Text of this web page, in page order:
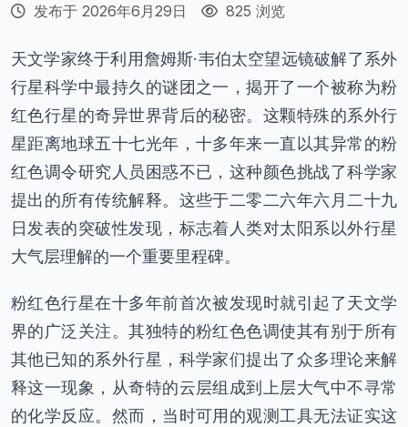
发布于 2026年6月29日 825 浏览
天文学家终于利用詹姆斯·韦伯太空望远镜破解了系外
行星科学中最持久的谜团之一，揭开了一个被称为粉
红色行星的奇异世界背后的秘密。这颗特殊的系外行
星距离地球五十七光年，十多年来一直以其异常的粉
红色调令研究人员困惑不已，这种颜色挑战了科学家
提出的所有传统解释。这些于二零二六年六月二十九
日发表的突破性发现，标志着人类对太阳系以外行星
大气层理解的一个重要里程碑。
粉红色行星在十多年前首次被发现时就引起了天文学
界的广泛关注。其独特的粉红色色调使其有别于所有
其他已知的系外行星，科学家们提出了众多理论来解
释这一现象，从奇特的云层组成到上层大气中不寻常
的化学反应。然而，当时可用的观测工具无法证实这